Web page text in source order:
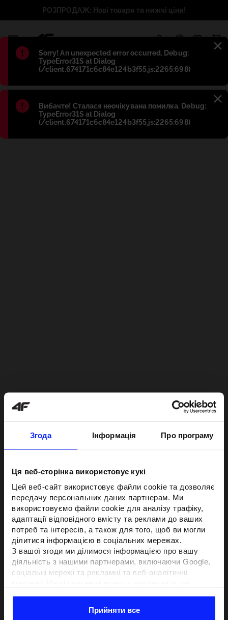
Згода Інформація Про програму
Ця веб-сторінка використовує кукі
Цей веб-сайт використовує файли cookie та дозволяє
передачу персональних даних партнерам. Ми
використовуємо файли cookie для аналізу трафіку,
адаптації відповідного вмісту та реклами до ваших
потреб та інтересів, а також для того, щоб ви могли
ділитися інформацією в соціальних мережах.
З вашої згоди ми ділимося інформацією про вашу
діяльність з нашими партнерами, включаючи Google,
соціальні мережі та рекламні та веб-аналітичні
отримують у результаті використання вами їхніх
Прийняти все
Błąd:
Sorry! An unexpected error occurred. Debug:
TypeError31S at Dialog
(/client.674171c6c84e124b3f55.js:2265:698)
Błąd:
Вибачте! Сталася неочікувана помилка. Debug:
TypeError31S at Dialog
(/client.674171c6c84e124b3f55.js:2265:698)
РОЗПРОДАЖ: Нові товари та нижчі ціни!